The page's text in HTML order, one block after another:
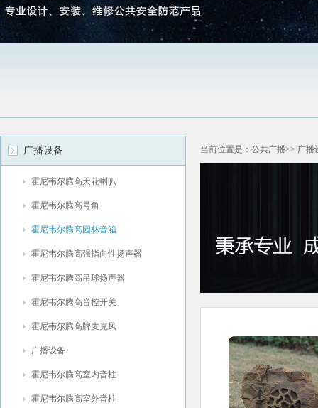
广播设备
霍尼韦尔腾高天花喇叭
霍尼韦尔腾高号角
霍尼韦尔腾高园林音箱
霍尼韦尔腾高强指向性扬声器
霍尼韦尔腾高吊球扬声器
霍尼韦尔腾高音控开关
霍尼韦尔腾高牌麦克风
广播设备
霍尼韦尔腾高室内音柱
霍尼韦尔腾高室外音柱
当前位置是：公共广播>> 广播